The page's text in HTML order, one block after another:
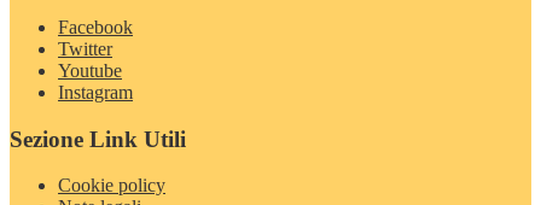
Facebook
Twitter
Youtube
Instagram
Sezione Link Utili
Cookie policy